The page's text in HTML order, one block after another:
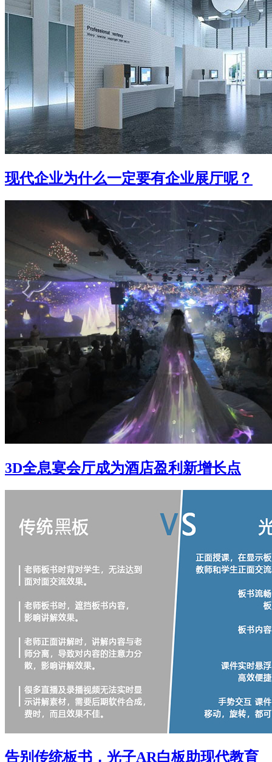
现代企业为什么一定要有企业展厅呢？
3D全息宴会厅成为酒店盈利新增长点
告别传统板书，光子AR白板助现代教育